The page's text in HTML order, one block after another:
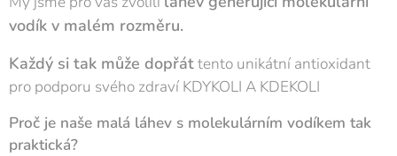
vodík v malém rozměru.
Každý si tak může dopřáttento unikátní antioxidant
pro podporu svého zdraví KDYKOLI A KDEKOLI
Proč je naše malá láhev s molekulárním vodíkem tak
praktická?